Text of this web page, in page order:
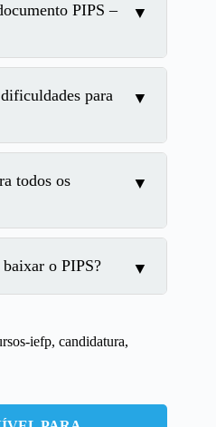
PIPS –
para
todos os
o PIPS?
iefp, candidatura,